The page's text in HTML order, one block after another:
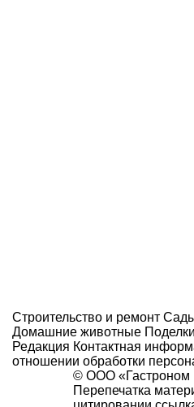
Строительство и ремонт
Домашние животные
Редакция Контактная
отношении обработки
© ООО «Гастроном
Перепечатка